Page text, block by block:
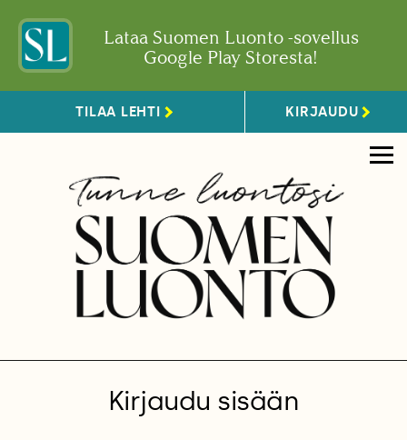
Lataa Suomen Luonto -sovellus
Google Play Storesta!
TILAA LEHTI KIRJAUDU
Kirjaudu sisään